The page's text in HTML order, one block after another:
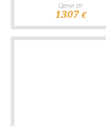
Цени от
1307 €